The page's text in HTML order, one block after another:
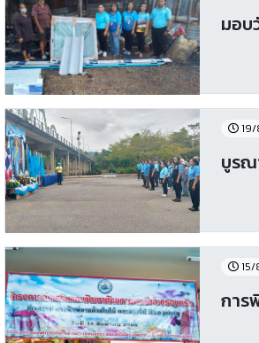
มอบ
19/
บูรณ
15/
การ